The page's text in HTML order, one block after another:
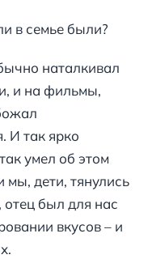
в семье были?
наталкивал
и на фильмы,
И так ярко
умел об этом
мы, дети, тянулись
был для нас
вкусов – и